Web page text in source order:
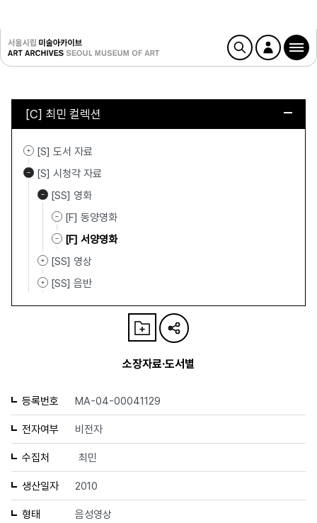
[C] 최민 컬렉션
[S] 도서 자료
[S] 시청각 자료
[SS] 영화
[F] 동양영화
[F] 서양영화
[SS] 영상
[SS] 음반
소장자료·도서별
등록번호 MA-04-00041129
전자여부 비전자
수집처 최민
생산일자 2010
형태 음성영상